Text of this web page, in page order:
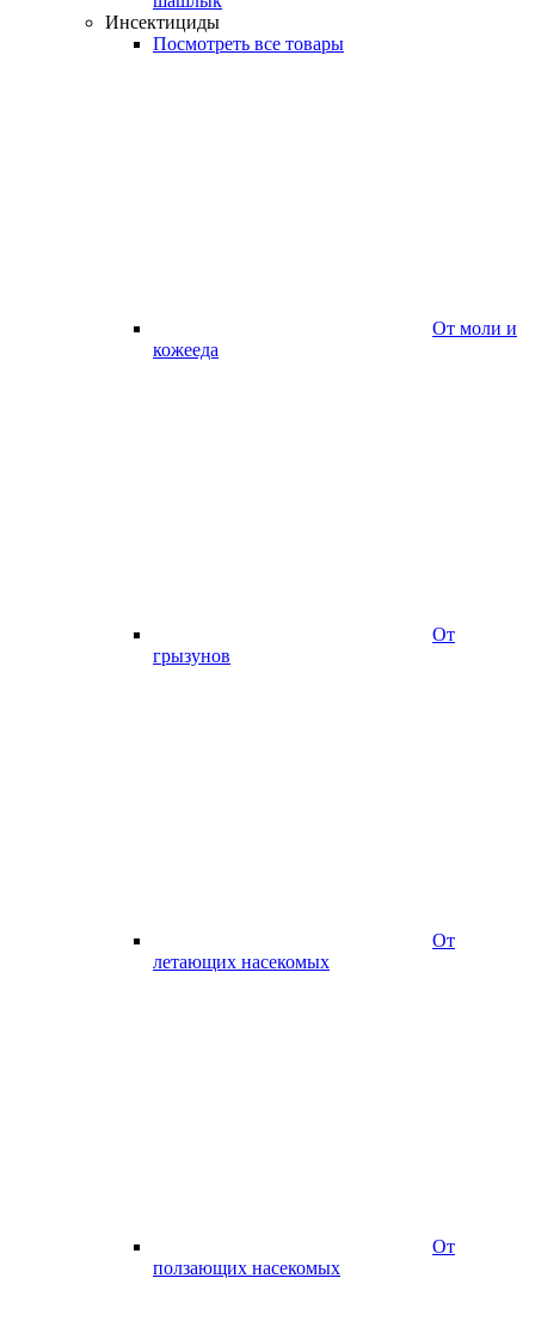
Инсектициды
Посмотреть все товары
От моли и
кожееда
От
грызунов
От
летающих насекомых
От
ползающих насекомых